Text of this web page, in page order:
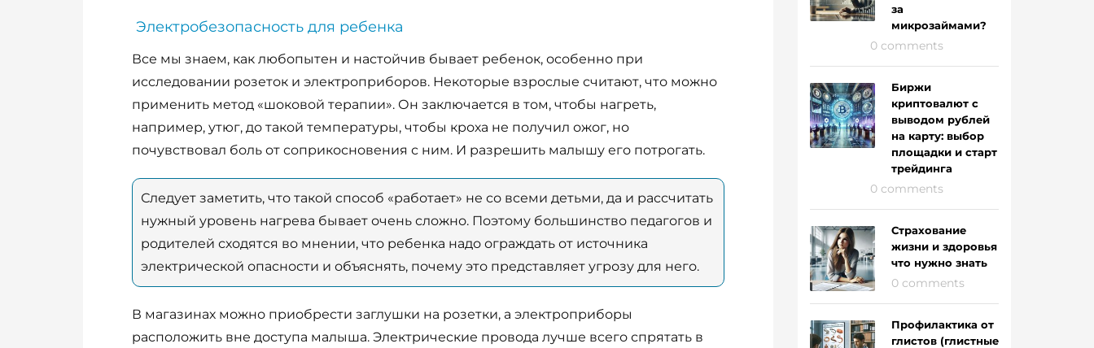
Электробезопасность для ребенка
Все мы знаем, как любопытен и настойчив бывает ребенок, особенно при
исследовании розеток и электроприборов. Некоторые взрослые считают, что можно
применить метод «шоковой терапии». Он заключается в том, чтобы нагреть,
например, утюг, до такой температуры, чтобы кроха не получил ожог, но
почувствовал боль от соприкосновения с ним. И разрешить малышу его потрогать.
Следует заметить, что такой способ «работает» не со всеми детьми, да и рассчитать
нужный уровень нагрева бывает очень сложно. Поэтому большинство педагогов и
родителей сходятся во мнении, что ребенка надо ограждать от источника
электрической опасности и объяснять, почему это представляет угрозу для него.
В магазинах можно приобрести заглушки на розетки, а электроприборы
расположить вне доступа малыша. Электрические провода лучше всего спрятать в
за
микрозаймами?
0 comments
Биржи
криптовалют с
выводом рублей
на карту: выбор
площадки и старт
трейдинга
0 comments
Страхование
жизни и здоровья
что нужно знать
0 comments
Профилактика от
глистов (глистные